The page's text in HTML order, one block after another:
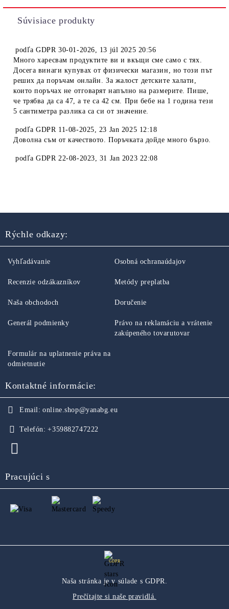
Súvisiace produkty
podľaGDPR 30-01-2026, 13 júl 2025 20:56
Много харесвам продуктите ви и вкъщи сме само с тях.
Досега винаги купувах от физически магазин, но този път
реших да поръчам онлайн. За жалост детските халати,
които поръчах не отговарят напълно на размерите. Пише,
че трябва да са 47, а те са 42 см. При бебе на 1 година тези
5 сантиметра разлика са си от значение.
podľaGDPR 11-08-2025, 23 Jan 2025 12:18
Доволна съм от качеството. Поръчката дойде много бързо.
podľaGDPR 22-08-2023, 31 Jan 2023 22:08
Rýchle odkazy:
Vyhľadávanie
Recenzie odzákazníkov
Naša obchodoch
Generál podmienky
Osobná ochranaúdajov
Metódy preplatba
Doručenie
Právo na reklamáciu a vrátenie
zakúpeného tovarutovar
Formulár na uplatnenie práva na
odmietnutie
Kontaktné informácie:
Email: online.shop@yanabg.eu
Telefón: +359882747222
Pracujúci s
GDPR
Naša stránka je v súlade s GDPR.
Prečítajte si naše pravidlá.